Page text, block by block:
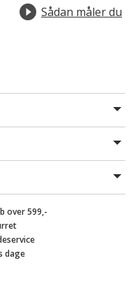
Sådan måler du
over 599,-
dage